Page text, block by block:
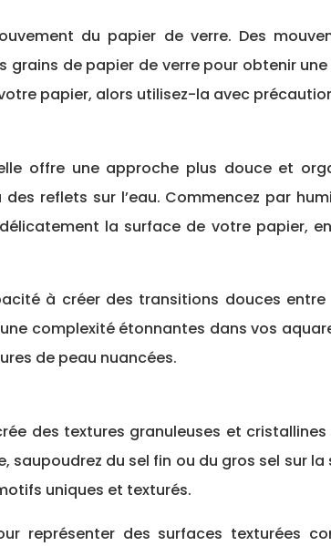
du papier de verre. Des
grains de papier de verre pour obtenir
papier, alors utilisez-la avec
offre une approche plus douce et
reflets sur l’eau. Commencez par
la surface de votre papier,
à créer des transitions douces
complexité étonnantes dans vos
de peau nuancées.
des textures granuleuses et
saupoudrez du sel fin ou du gros sel sur
uniques et texturés.
représenter des surfaces texturées